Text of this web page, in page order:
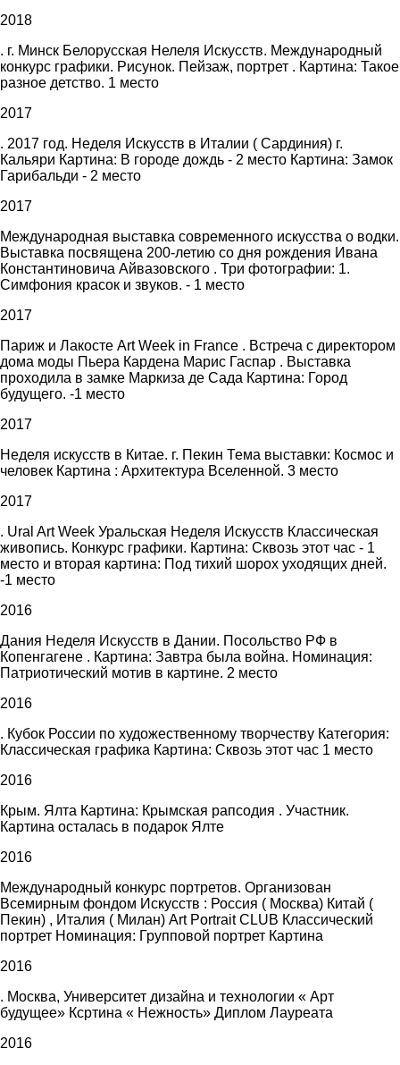
2018
. г. Минск Белорусская Нелеля Искусств. Международный
конкурс графики. Рисунок. Пейзаж, портрет . Картина: Такое
разное детство. 1 место
2017
. 2017 год. Неделя Искусств в Италии ( Сардиния) г.
Кальяри Картина: В городе дождь - 2 место Картина: Замок
Гарибальди - 2 место
2017
Международная выставка современного искусства о водки.
Выставка посвящена 200-летию со дня рождения Ивана
Константиновича Айвазовского . Три фотографии: 1.
Симфония красок и звуков. - 1 место
2017
Париж и Лакосте Art Week in France . Встреча с директором
дома моды Пьера Кардена Марис Гаспар . Выставка
проходила в замке Маркиза де Сада Картина: Город
будущего. -1 место
2017
Неделя искусств в Китае. г. Пекин Тема выставки: Космос и
человек Картина : Архитектура Вселенной. 3 место
2017
. Ural Art Week Уральская Неделя Искусств Классическая
живопись. Конкурс графики. Картина: Сквозь этот час - 1
место и вторая картина: Под тихий шорох уходящих дней.
-1 место
2016
Дания Неделя Искусств в Дании. Посольство РФ в
Копенгагене . Картина: Завтра была война. Номинация:
Патриотический мотив в картине. 2 место
2016
. Кубок России по художественному творчеству Категория:
Классическая графика Картина: Сквозь этот час 1 место
2016
Крым. Ялта Картина: Крымская рапсодия . Участник.
Картина осталась в подарок Ялте
2016
Международный конкурс портретов. Организован
Всемирным фондом Искусств : Россия ( Москва) Китай (
Пекин) , Италия ( Милан) Art Portrait CLUB Классический
портрет Номинация: Групповой портрет Картина
2016
. Москва, Университет дизайна и технологии « Арт
будущее» Ксртина « Нежность» Диплом Лауреата
2016